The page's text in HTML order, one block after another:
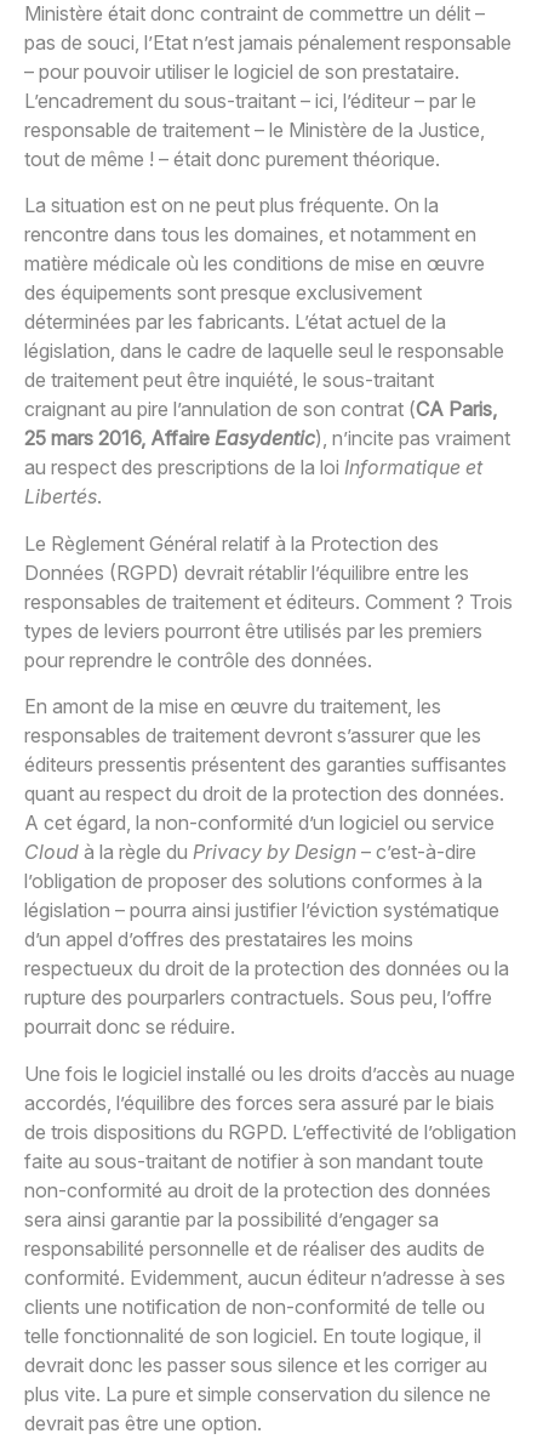
Ministère était donc contraint de commettre un délit –
pas de souci, l’Etat n’est jamais pénalement responsable
– pour pouvoir utiliser le logiciel de son prestataire.
L’encadrement du sous-traitant – ici, l’éditeur – par le
responsable de traitement – le Ministère de la Justice,
tout de même ! – était donc purement théorique.
La situation est on ne peut plus fréquente. On la
rencontre dans tous les domaines, et notamment en
matière médicale où les conditions de mise en œuvre
des équipements sont presque exclusivement
déterminées par les fabricants. L’état actuel de la
législation, dans le cadre de laquelle seul le responsable
de traitement peut être inquiété, le sous-traitant
craignant au pire l’annulation de son contrat (CA Paris,
25 mars 2016, Affaire Easydentic), n’incite pas vraiment
au respect des prescriptions de la loi Informatique et
Libertés.
Le Règlement Général relatif à la Protection des
Données (RGPD) devrait rétablir l’équilibre entre les
responsables de traitement et éditeurs. Comment ? Trois
types de leviers pourront être utilisés par les premiers
pour reprendre le contrôle des données.
En amont de la mise en œuvre du traitement, les
responsables de traitement devront s’assurer que les
éditeurs pressentis présentent des garanties suffisantes
quant au respect du droit de la protection des données.
A cet égard, la non-conformité d’un logiciel ou service
Cloud à la règle du Privacy by Design – c’est-à-dire
l’obligation de proposer des solutions conformes à la
législation – pourra ainsi justifier l’éviction systématique
d’un appel d’offres des prestataires les moins
respectueux du droit de la protection des données ou la
rupture des pourparlers contractuels. Sous peu, l’offre
pourrait donc se réduire.
Une fois le logiciel installé ou les droits d’accès au nuage
accordés, l’équilibre des forces sera assuré par le biais
de trois dispositions du RGPD. L’effectivité de l’obligation
faite au sous-traitant de notifier à son mandant toute
non-conformité au droit de la protection des données
sera ainsi garantie par la possibilité d’engager sa
responsabilité personnelle et de réaliser des audits de
conformité. Evidemment, aucun éditeur n’adresse à ses
clients une notification de non-conformité de telle ou
telle fonctionnalité de son logiciel. En toute logique, il
devrait donc les passer sous silence et les corriger au
plus vite. La pure et simple conservation du silence ne
devrait pas être une option.